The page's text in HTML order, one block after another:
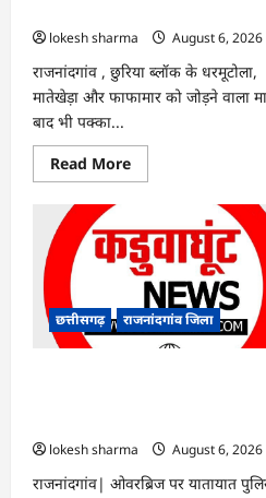
lokesh sharma
August 6, 2026
राजनांदगांव , छुरिया ब्लॉक के धरमूटोला,
मातेखेड़ा और फाफामार को जोड़ने वाला
बाद भी पक्का...
Read MoreRead
more
चाहिए
पक्की
सड़क
बारिश
में
कीचड़
लोग…
छत्तीसगढ़ राजनांदगांव जिला
lokesh sharma
August 6, 2026
राजनांदगांव| ओवरब्रिज पर यातायात पुलिस